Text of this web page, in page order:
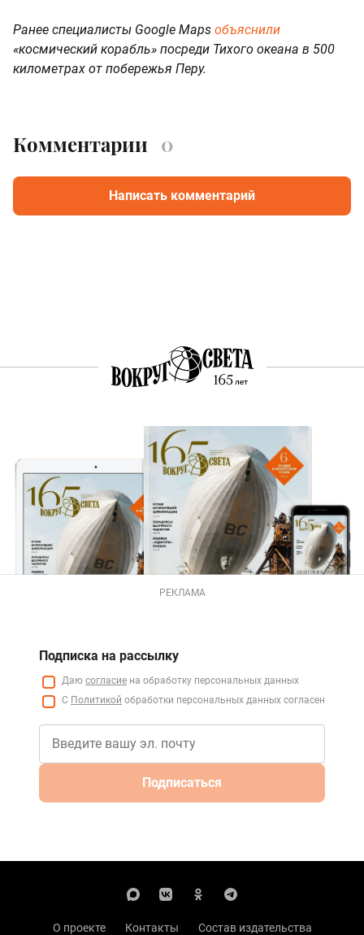
Ранее специалисты Google Maps объяснили
«космический корабль» посреди Тихого океана в 500
километрах от побережья Перу.
Комментарии 0
Написать комментарий
РЕКЛАМА
Подписка на рассылку
Даю согласие на обработку персональных данных
С Политикой обработки персональных данных согласен
Подписаться
О проекте Контакты
Состав издательства